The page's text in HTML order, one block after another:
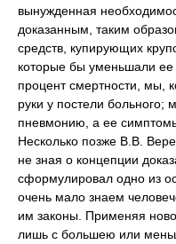
вынужденная
доказанным, таким
средств, купирующих
которые бы уменьшали ее
процент смертности, мы,
руки у постели больного;
пневмонию, а ее
Несколько позже В.В.
не зная о концепции
сформулировал одно из
очень мало знаем
им законы. Применяя
лишь с большею или